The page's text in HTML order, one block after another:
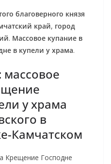
благоверного князя
край, город
. Массовое купание в
в купели у храма.
у храма
в
Камчатском
Крещение Господне